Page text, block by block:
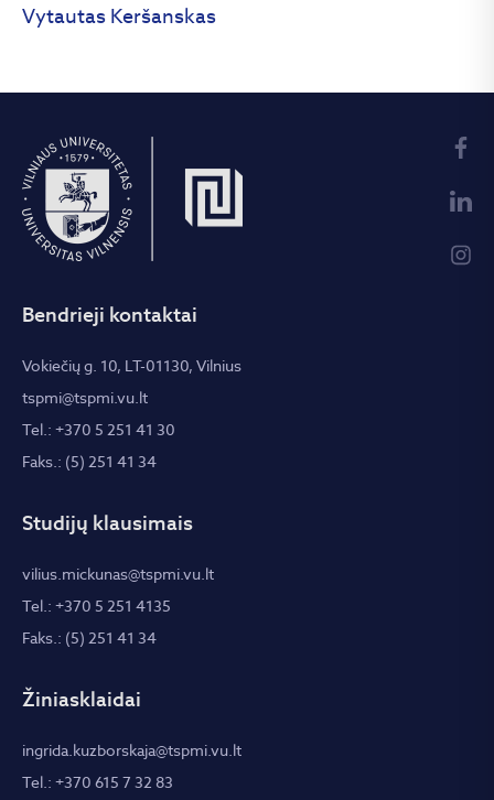
Vytautas Keršanskas
Bendrieji kontaktai
Vokiečių g. 10, LT-01130, Vilnius
tspmi@tspmi.vu.lt
Tel.: +370 5 251 41 30
Faks.: (5) 251 41 34
Studijų klausimais
vilius.mickunas@tspmi.vu.lt
Tel.: +370 5 251 4135
Faks.: (5) 251 41 34
Žiniasklaidai
ingrida.kuzborskaja@tspmi.vu.lt
Tel.: +370 615 7 32 83